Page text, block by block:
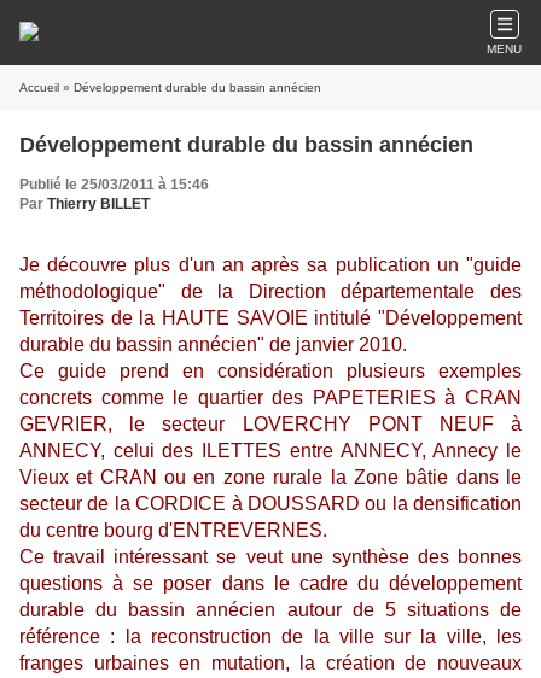
MENU
Accueil » Développement durable du bassin annécien
Développement durable du bassin annécien
Publié le 25/03/2011 à 15:46
Par Thierry BILLET
Je découvre plus d'un an après sa publication un "guide
méthodologique" de la Direction départementale des
Territoires de la HAUTE SAVOIE intitulé "Développement
durable du bassin annécien" de janvier 2010.
Ce guide prend en considération plusieurs exemples
concrets comme le quartier des PAPETERIES à CRAN
GEVRIER, le secteur LOVERCHY PONT NEUF à
ANNECY, celui des ILETTES entre ANNECY, Annecy le
Vieux et CRAN ou en zone rurale la Zone bâtie dans le
secteur de la CORDICE à DOUSSARD ou la densification
du centre bourg d'ENTREVERNES.
Ce travail intéressant se veut une synthèse des bonnes
questions à se poser dans le cadre du développement
durable du bassin annécien autour de 5 situations de
référence : la reconstruction de la ville sur la ville, les
franges urbaines en mutation, la création de nouveaux